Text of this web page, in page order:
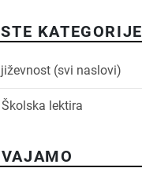
KATEGORIJE
(svi naslovi)
Školska lektira